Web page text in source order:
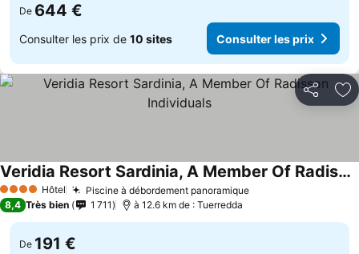
De 644 €
Consulter les prix de 10 sites Consulter les prix
Partager
4 Étoiles Hôtel Piscine à débordement panoramique
Veridia Resort Sardinia, A Member Of Radisson Individuals
8,4 Très bien 1 711 à 12.6 km de : Tuerredda
De 191 €